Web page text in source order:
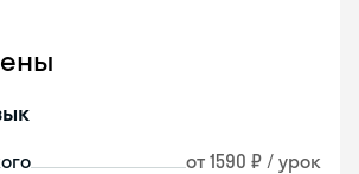
от 1590 ₽ / урок